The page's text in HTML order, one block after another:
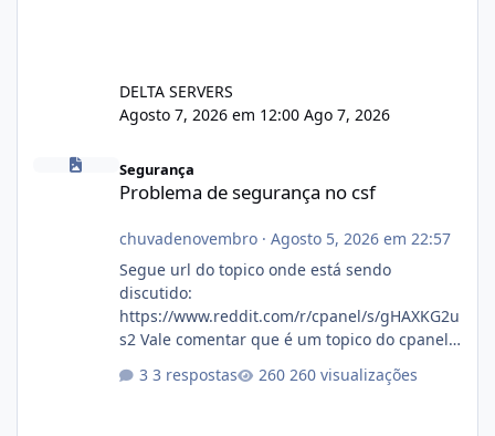
DELTA SERVERS
Agosto 7, 2026 em 12:00 Ago 7, 2026
Problema de segurança no csf
Segurança
Problema de segurança no csf
chuvadenovembro· Agosto 5, 2026 em 22:57
Segue url do topico onde está sendo
discutido:
https://www.reddit.com/r/cpanel/s/gHAXKG2u
s2 Vale comentar que é um topico do cpanel...
3 respostas 260 visualizações